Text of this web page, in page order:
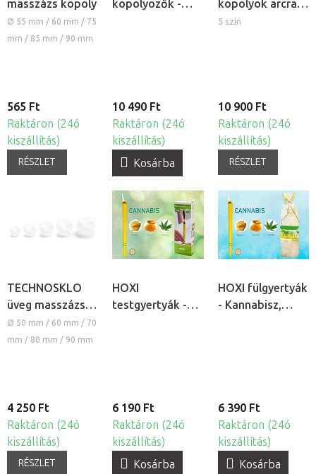
masszázs köpöly
Ø 55 mm / 60 mm / 75
mm / 85 mm / 90 mm
565 Ft
Raktáron (24ó
kiszállítás)
RÉSZLET
köpölyözők -
10 490 Ft
Raktáron (24ó
kiszállítás)
Kosárba
köpölyök arcra
és testre, 4
5 szín
10 900 Ft
Raktáron (24ó
kiszállítás)
RÉSZLET
TECHNOSKLO
üveg masszázs
köpöly
Ø 50 mm / 60 mm / 70
mm / 80 mm / 90 mm
4 250 Ft
Raktáron (24ó
kiszállítás)
RÉSZLET
HOXI
testgyertyák -
6 190 Ft
Raktáron (24ó
kiszállítás)
Kosárba
HOXI fülgyertyák
- Kannabisz,
6 390 Ft
Raktáron (24ó
kiszállítás)
Kosárba